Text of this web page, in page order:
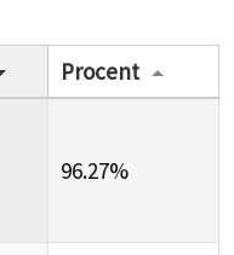
sunt:
Româna): 930.00
populației)
(0.00% din